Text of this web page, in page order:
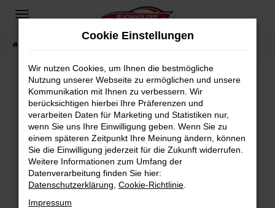
Zum
springen
Fahrzeugsuche
Fehler: Network Error
Beim Laden ist ein Fehler aufgetreten.
Hier sind ein paar Tipps, die dir helfen können:
Überprüfe deine Firewall und deine
Internetverbindung.
Laden andere Webseiten, zum Beispiel deine
Suchmaschine?
Cookie Einstellungen
Wir nutzen Cookies, um Ihnen die bestmögliche
Nutzung unserer Webseite zu ermöglichen und unsere
Kommunikation mit Ihnen zu verbessern. Wir
berücksichtigen hierbei Ihre Präferenzen und
verarbeiten Daten für Marketing und Statistiken nur,
wenn Sie uns Ihre Einwilligung geben. Wenn Sie zu
einem späteren Zeitpunkt Ihre Meinung ändern, können
Sie die Einwilligung jederzeit für die Zukunft widerrufen.
Weitere Informationen zum Umfang der
Datenverarbeitung finden Sie hier:
Datenschutzerklärung Cookie-Richtlinie
Impressum